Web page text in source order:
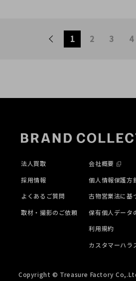
1 2 3 4
法人買取
採用情報
よくあるご質問
取材・撮影のご依頼
会社概要
個人情報保護方
古物営業法に基
保有個人データ
利用規約
カスタマーハラ
Copyright © Treasure Factory